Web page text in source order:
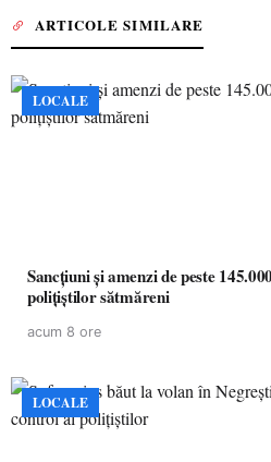
ARTICOLE SIMILARE
LOCALE
Sancțiuni și amenzi de peste
polițiștilor sătmăreni
acum 8 ore
LOCALE